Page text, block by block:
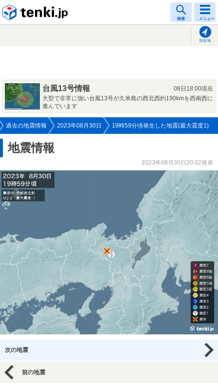
検索 メニュー
現在地
台風13号情報
08日18:00現在
大型で非常に強い台風13号が久米島の西北西約190kmを西南西に
進んでいます
過去の地震情報 2023年08月30日 19時59分頃発生した地震(最大震度1)
地震情報
2023年08月30日20:02発表
次の地震
前の地震